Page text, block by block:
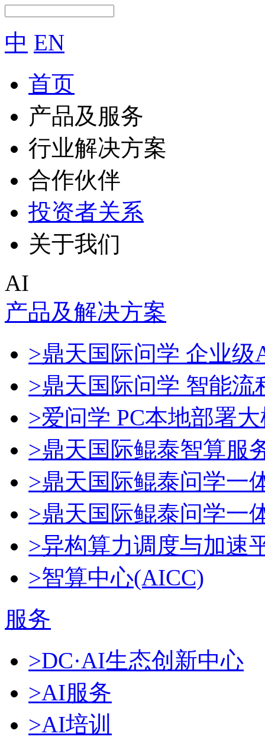
中 EN
首页
产品及服务
行业解决方案
合作伙伴
投资者关系
关于我们
AI
产品及解决方案
>鼎天国际问学 企业级
>鼎天国际问学 智能流
>爱问学 PC本地部署
>鼎天国际鲲泰智算服
>鼎天国际鲲泰问学一
>鼎天国际鲲泰问学一
>异构算力调度与加速
>智算中心(AICC)
服务
>DC·AI生态创新中心
>AI服务
>AI培训